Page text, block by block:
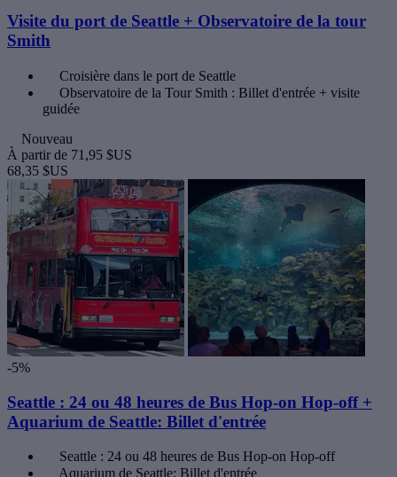
Visite du port de Seattle + Observatoire de la tour
Smith
Croisière dans le port de Seattle
Observatoire de la Tour Smith : Billet d'entrée + visite
guidée
Nouveau
À partir de 71,95 $US
68,35 $US
-5%
Seattle : 24 ou 48 heures de Bus Hop-on Hop-off +
Aquarium de Seattle: Billet d'entrée
Seattle : 24 ou 48 heures de Bus Hop-on Hop-off
Aquarium de Seattle: Billet d'entrée